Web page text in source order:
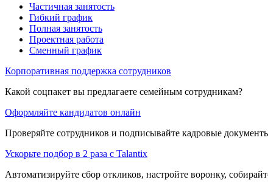
Частичная занятость
Гибкий график
Полная занятость
Проектная работа
Сменный график
Корпоративная поддержка сотрудников
Какой соцпакет вы предлагаете семейным сотрудникам?
Оформляйте кандидатов онлайн
Проверяйте сотрудников и подписывайте кадровые
Ускорьте подбор в 2 раза с Talantix
Автоматизируйте сбор откликов, настройте воронку,